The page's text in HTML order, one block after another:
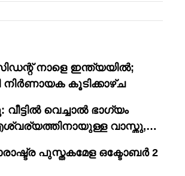
നാളെ ഇന്ത്യയിൽ;
നിർണായക കൂടിക്കാഴ്ച
വെച്ചാൽ ഭാഗ്യം
വാസ്തു,
പുസ്തകമേള ഒക്ടോബർ 2